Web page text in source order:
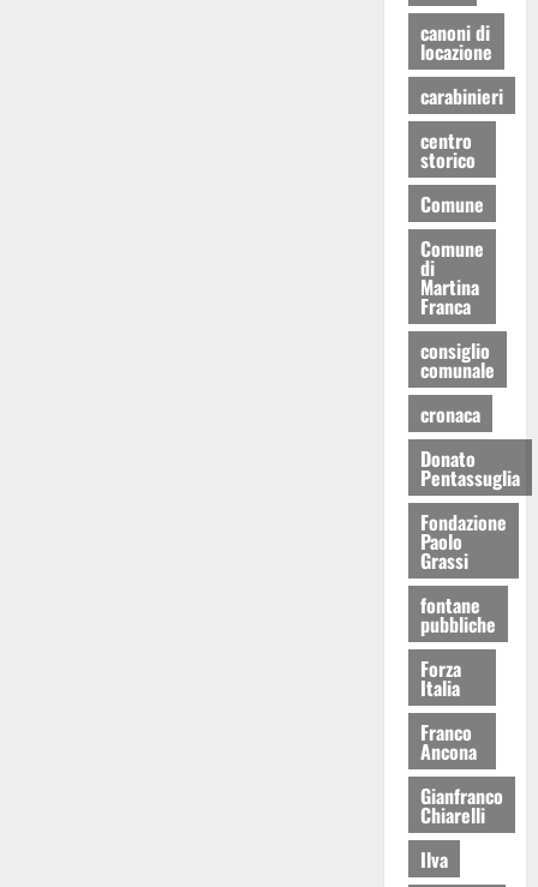
canoni di
locazione
carabinieri
centro
storico
Comune
Comune
di
Martina
Franca
consiglio
comunale
cronaca
Donato
Pentassuglia
Fondazione
Paolo
Grassi
fontane
pubbliche
Forza
Italia
Franco
Ancona
Gianfranco
Chiarelli
Ilva